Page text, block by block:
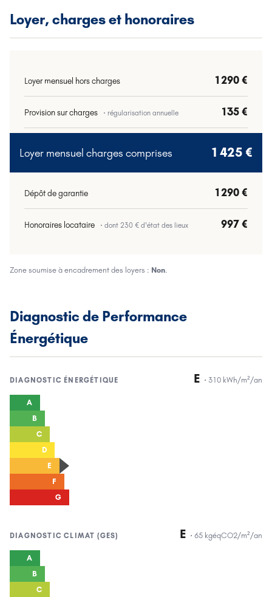
Loyer, charges et honoraires
Loyer mensuel hors charges 1 290 €
Provision sur charges · régularisation annuelle 135 €
Loyer mensuel charges comprises 1 425 €
Dépôt de garantie 1 290 €
Honoraires locataire · dont 230 € d'état des lieux 997 €
Zone soumise à encadrement des loyers : Non.
Diagnostic de Performance
Énergétique
DIAGNOSTIC ÉNERGÉTIQUE E · 310 kWh/m²/an
A
B
C
D
E
F
G
DIAGNOSTICCLIMAT (GES) E · 65 kgéqCO2/m²/an
A
B
C